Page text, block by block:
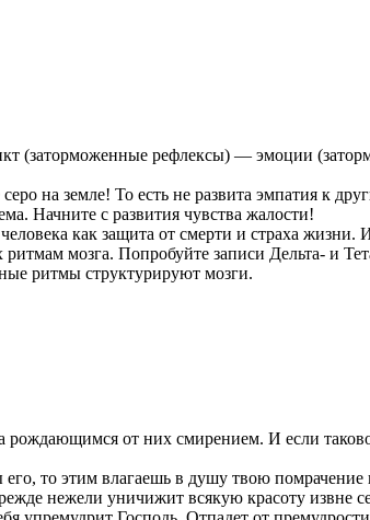
(заторможенные рефлексы) — эмоции
на земле! То есть не развита эмпатия к
Начните с развития чувства жалости!
как защита от смерти и страха
мозга. Попробуйте записи Дельта- и
ритмы структурируют мозги.
рождающимся от них смирением. И если
то этим влагаешь в душу твою
нежели уничижит всякую красоту извне